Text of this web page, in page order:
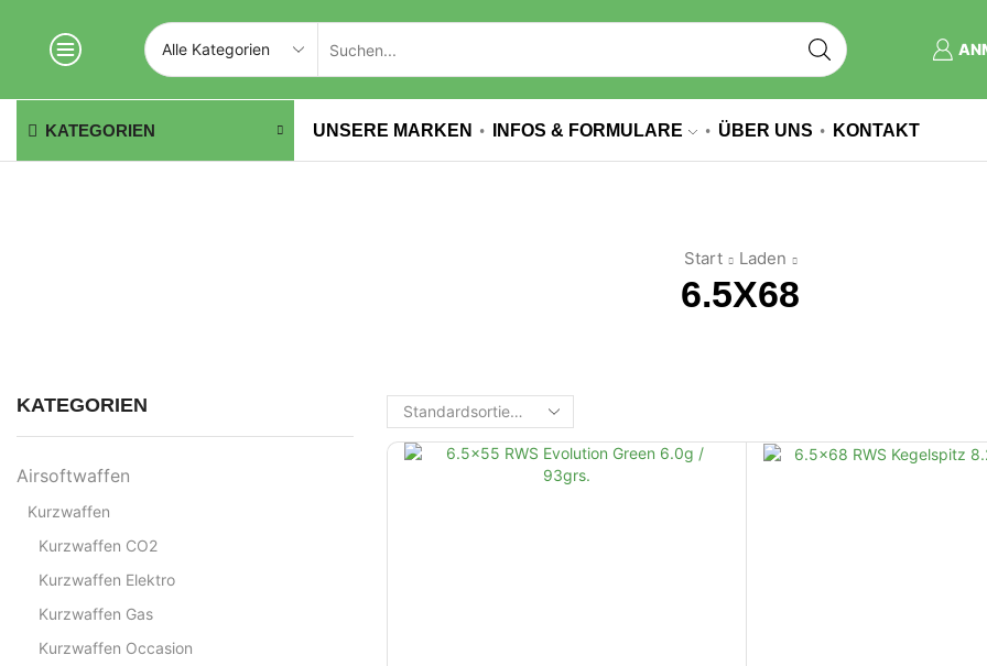
KATEGORIEN UNSERE MARKEN INFOS & FORMULARE ÜBER UNS KONTAKT
Start Laden
6.5X68
KATEGORIEN
Airsoftwaffen
Kurzwaffen
Kurzwaffen CO2
Kurzwaffen Elektro
Kurzwaffen Gas
Kurzwaffen Occasion